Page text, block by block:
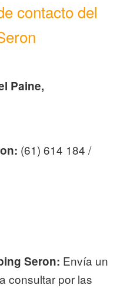
contacto del
Paine,
(61) 614 184 /
Seron: Envía un
consultar por las